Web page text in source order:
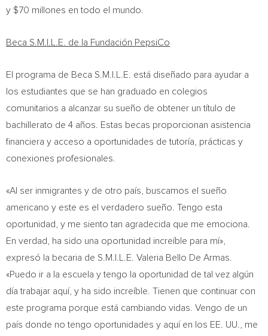
y $70 millones en todo el mundo.
Beca S.M.I.L.E. de la Fundación PepsiCo
El programa de Beca S.M.I.L.E. está diseñado para ayudar a
los estudiantes que se han graduado en colegios
comunitarios a alcanzar su sueño de obtener un título de
bachillerato de 4 años. Estas becas proporcionan asistencia
financiera y acceso a oportunidades de tutoría, prácticas y
conexiones profesionales.
«Al ser inmigrantes y de otro país, buscamos el sueño
americano y este es el verdadero sueño. Tengo esta
oportunidad, y me siento tan agradecida que me emociona.
En verdad, ha sido una oportunidad increíble para mí»,
expresó la becaria de S.M.I.L.E. Valeria Bello De Armas
«Puedo ir a la escuela y tengo la oportunidad de tal vez algún
día trabajar aquí, y ha sido increíble. Tienen que continuar con
este programa porque está cambiando vidas. Vengo de un
país donde no tengo oportunidades y aquí en los EE. UU., me